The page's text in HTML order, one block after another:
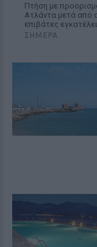
Πτήση με
Ατλάντα μετά από
επιβάτες
ΣΉΜΕΡΑ